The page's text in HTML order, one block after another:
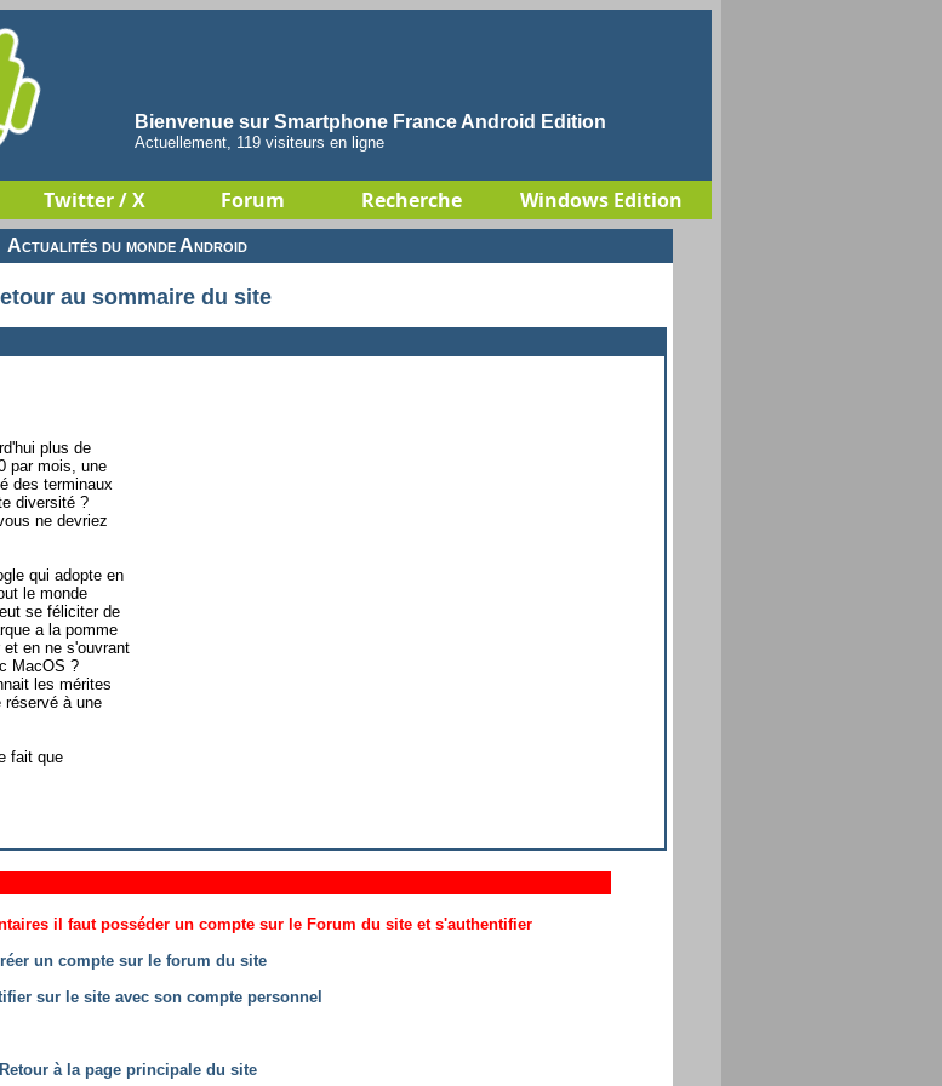
Bienvenue sur Smartphone France Android Edition
Actuellement, 119 visiteurs en ligne
Twitter / X Forum Recherche Windows Edition
Actualités du monde Android
au sommaire du site
plus de
par mois, une
des terminaux
diversité ?
ne devriez
qui adopte en
le monde
se féliciter de
a la pomme
en ne s'ouvrant
MacOS ?
les mérites
à une
fait que
il faut posséder un compte sur le Forum du site et s'authentifier
un compte sur le forum du site
sur le site avec son compte personnel
Retour à la page principale du site